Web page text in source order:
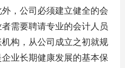
，公司必须建立健全的会
需要聘请专业的会计人员
机构，从公司成立之初就规
业长期健康发展的基本保